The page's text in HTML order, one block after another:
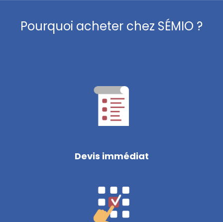
Pourquoi acheter chez SÉMIO ?
Devis immédiat